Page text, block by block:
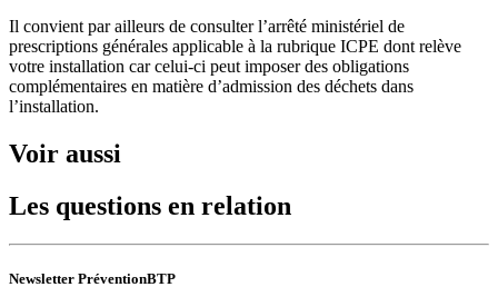
Il convient par ailleurs de consulter l’arrêté ministériel de
prescriptions générales applicable à la rubrique ICPE dont relève
votre installation car celui-ci peut imposer des obligations
complémentaires en matière d’admission des déchets dans
l’installation.
Voir aussi
Les questions en relation
Newsletter PréventionBTP